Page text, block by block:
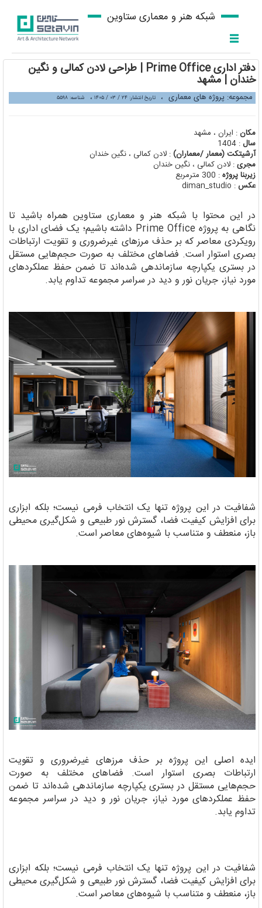
شبکه هنر و معماری ستاوین
دفتر اداری Prime Office | طراحی لادن کمالی و نگین
خندان | مشهد
مجموعه: پروژه های معماری ، تاریخ انتشار: ۲۴ / ۰۳ / ۱۴۰۵ ، شناسه: ۵۵۹۸
مکان: ایران ، مشهد
سال: 1404
آرشیتکت (معمار /معماران): لادن کمالی ، نگین خندان
مجری: لادن کمالی ، نگین خندان
زیربنا پروژه: 300 مترمربع
عکس : diman_studio
در این محتوا با شبکه هنر و معماری ستاوین همراه باشید تا
نگاهی به پروژه Prime Office داشته باشیم؛ یک فضای اداری با
رویکردی معاصر که بر حذف مرزهای غیرضروری و تقویت ارتباطات
بصری استوار است. فضاهای مختلف به صورت حجم‌هایی مستقل
در بستری یکپارچه سازماندهی شده‌اند تا ضمن حفظ عملکردهای
مورد نیاز، جریان نور و دید در سراسر مجموعه تداوم یابد.
شفافیت در این پروژه تنها یک انتخاب فرمی نیست؛ بلکه ابزاری
برای افزایش کیفیت فضا، گسترش نور طبیعی و شکل‌گیری محیطی
باز، منعطف و متناسب با شیوه‌های معاصر است.
ایده اصلی این پروژه بر حذف مرزهای غیرضروری و تقویت
ارتباطات بصری استوار است. فضاهای مختلف به صورت
حجم‌هایی مستقل در بستری یکپارچه سازماندهی شده‌اند تا ضمن
حفظ عملکردهای مورد نیاز، جریان نور و دید در سراسر مجموعه
تداوم یابد.
شفافیت در این پروژه تنها یک انتخاب فرمی نیست؛ بلکه ابزاری
برای افزایش کیفیت فضا، گسترش نور طبیعی و شکل‌گیری محیطی
باز، منعطف و متناسب با شیوه‌های معاصر است.